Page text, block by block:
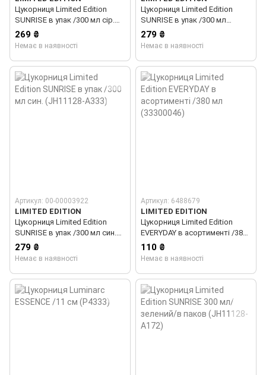
Цукорниця Limited Edition
SUNRISE в упак /300 мл сір.
(JH11128-A336)
269 ₴
Немає в наявності
Цукорниця Limited Edition
SUNRISE в упак /300 мл
корал. (JH11128-A458)
279 ₴
Немає в наявності
Артикул: 00-00003922
LIMITED EDITION
Цукорниця Limited Edition
SUNRISE в упак /300 мл син.
(JH11128-A333)
279 ₴
Немає в наявності
Артикул: 6488679
LIMITED EDITION
Цукорниця Limited Edition
EVERYDAY в асортименті /380
мл (33300046)
110 ₴
Немає в наявності